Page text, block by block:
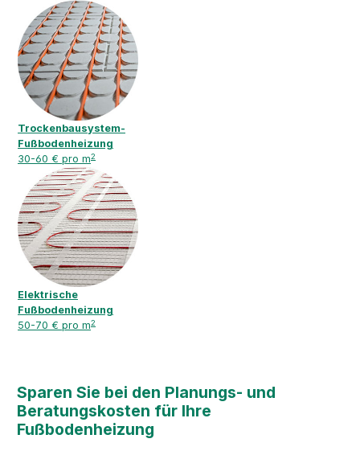
Trockenbausystem-
Fußbodenheizung
30-60 € pro m2
Elektrische
Fußbodenheizung
50-70 € pro m2
Sparen Sie bei den Planungs- und
Beratungs­kosten für Ihre
Fußbodenheizung